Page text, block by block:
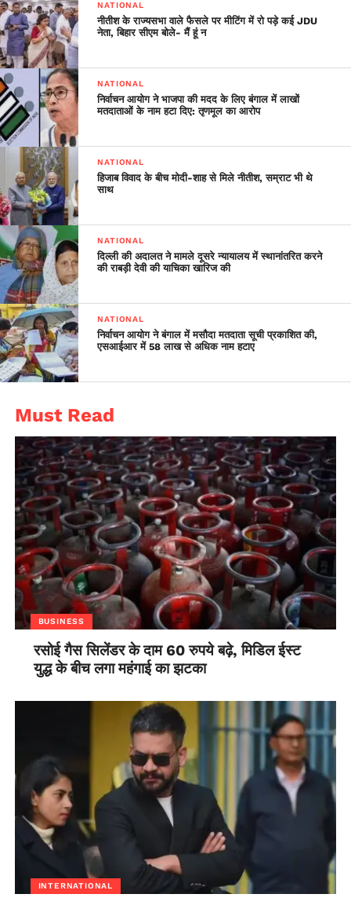
अनुसूचित जाति और जनजाति के लोगों केलिए खर्च होता है और ऐसे में यह
निधि निलंबित करके सरकार इनके खिलाफ काम कर रही है। कांग्रेस के ही
डीन कुरियाकोस ने कहा कि सरकार को सांसद निधि निलंबित करने के
बजाय धन जुटाने के लिए दूसरे साधनों पर विचार करना चाहिए था। भाजपा
के विजय बघेल ने कहा कि कोरोना महामारी के समय सभी सांसदों ने अपने
क्षेत्रों के लिए काम किया और अब उन्हें इस विधेयक का समर्थन करके भी
अपना योगदान देना चाहिए। तृणमूल कांग्रेस के सौगत रॉय ने कहा कि
सरकार की ओर से सांसद निधि निलंबित करने से उनके क्षेत्र में प्रशासन
की तरफ से इस निधि का पैसा जारी नहीं किया जा रहा है। बीजद के
पिनाकी मिश्र, एआईएमआईएम के इम्तियाज जलील और निर्दलीय सदस्य
नवीनत कौर राणा ने भी कहा कि महामारी से निपटने के लिए सांसदों का
वेतन केवल 30 प्रतिशत ही नहीं, बल्कि पूरा भी काट लिया जाए तो उन्हें
कोई परेशानी नहीं होगी लेकिन एमपीलैड की राशि को नहीं रोका जाना चाहिए
जो जनता का पैसा है। द्रमुक के कलानिधि वीरस्वामी, वाईएसआर कांग्रेस
के एम भारत और कुछ अन्य सदस्यों ने भी सांसद निधि के निलंबन का विरोध
किया।
NATIONAL
नीतीश के राज्यसभा वाले फैसले पर मीटिंग में रो पड़े कई JDU
नेता, बिहार सीएम बोले- मैं हूं न
NATIONAL
निर्वाचन आयोग ने भाजपा की मदद के लिए बंगाल में लाखों
मतदाताओं के नाम हटा दिए: तृणमूल का आरोप
NATIONAL
हिजाब विवाद के बीच मोदी-शाह से मिले नीतीश, सम्राट भी थे
साथ
NATIONAL
दिल्ली की अदालत ने मामले दूसरे न्यायालय में स्थानांतरित करने
की राबड़ी देवी की याचिका खारिज की
NATIONAL
निर्वाचन आयोग ने बंगाल में मसौदा मतदाता सूची प्रकाशित की,
एसआईआर में 58 लाख से अधिक नाम हटाए
Must Read
BUSINESS
रसोई गैस सिलेंडर के दाम 60 रुपये बढ़े, मिडिल ईस्ट
युद्ध के बीच लगा महंगाई का झटका
INTERNATIONAL